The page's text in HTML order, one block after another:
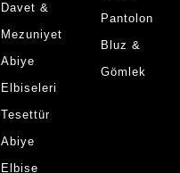
Davet &
Mezuniyet
Abiye
Elbiseleri
Tesettür
Abiye
Elbise
Pantolon
Bluz &
Gömlek